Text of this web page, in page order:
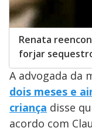
Renata
forjar
A advogada da
dois meses e
criança disse
acordo com